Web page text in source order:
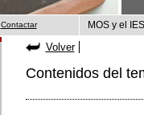
Contactar MOS y el
Volver
Contenidos del